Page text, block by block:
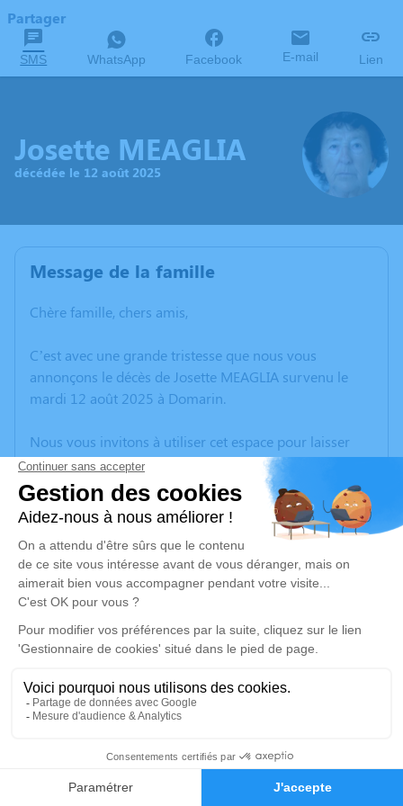
Faire-part Hommages
Partager
SMS WhatsApp Facebook E-mail Lien
Josette MEAGLIA
décédée le 12 août 2025
Message de la famille
Chère famille, chers amis,
C’est avec une grande tristesse que nous vous
annonçons le décès de Josette MEAGLIA survenu le
mardi 12 août 2025 à Domarin.
Nous vous invitons à utiliser cet espace pour laisser
vos condoléances, partager des photos souvenirs, une
anecdote ou exprimer vos pensées à travers des
poèmes ou des textes. Cet endroit est un lieu
d'expression dédié à honorer la mémoire de Josette
MEAGLIA.
Un service de plantation d’arbre hommage est
disponible ici.
Je rends hommage
Cérémonie
CENTRE FUNERAIRE BOUDRIER 31 Rue Lavoisier
38300 Bourgoin Jallieu